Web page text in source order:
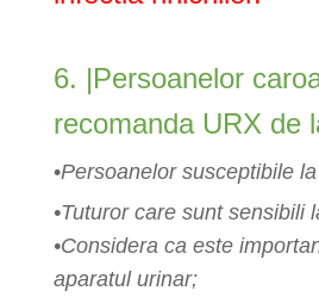
6. |Persoanelor
recomanda URX de
•Persoanelor susceptibile
•Tuturor care sunt sensibili
•Considera ca este
aparatul urinar;